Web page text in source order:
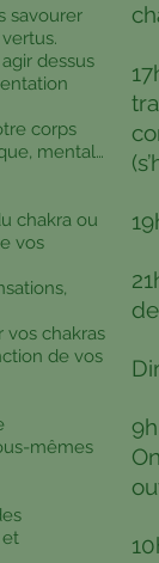
savourer
dessus
corps
mental…
chakra ou
vos
vos chakras
de vos
mêmes